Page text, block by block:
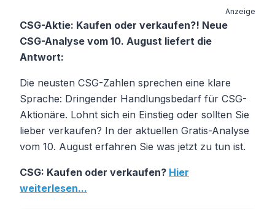
Anzeige
CSG-Aktie: Kaufen oder verkaufen?! Neue
CSG-Analyse vom 10. August liefert die
Antwort:
Die neusten CSG-Zahlen sprechen eine klare
Sprache: Dringender Handlungsbedarf für CSG-
Aktionäre. Lohnt sich ein Einstieg oder sollten Sie
lieber verkaufen? In der aktuellen Gratis-Analyse
vom 10. August erfahren Sie was jetzt zu tun ist.
CSG: Kaufen oder verkaufen? Hier
weiterlesen...